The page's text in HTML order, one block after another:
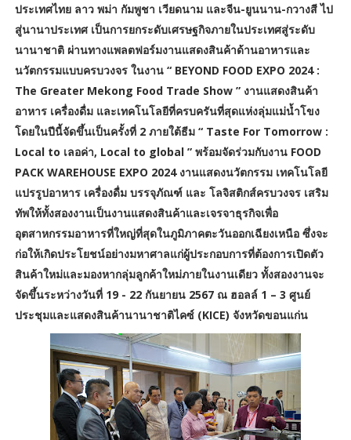
ประเทศไทย ลาว พม่า กัมพูชา เวียดนาม และจีน-ยูนนาน-กวางสี ไป
สู่นานาประเทศ เป็นการยกระดับเศรษฐกิจภายในประเทศสู่ระดับ
นานาชาติ ผ่านทางแพลตฟอร์มงานแสดงสินค้าด้านอาหารและ
นวัตกรรมแบบครบวงจร ในงาน “ BEYOND FOOD EXPO 2024 :
The Greater Mekong Food Trade Show ” งานแสดงสินค้า
อาหาร เครื่องดื่ม และเทคโนโลยีที่ครบครันที่สุดแห่งลุ่มแม่น้ำโขง
โดยในปีนี้จัดขึ้นเป็นครั้งที่ 2 ภายใต้ธีม “ Taste For Tomorrow :
Local to เลอค่า, Local to global ” พร้อมจัดร่วมกับงาน FOOD
PACK WAREHOUSE EXPO 2024 งานแสดงนวัตกรรม เทคโนโลยี
แปรรูปอาหาร เครื่องดื่ม บรรจุภัณฑ์ และ โลจิสติกส์ครบวงจร เสริม
ทัพให้ทั้งสองงานเป็นงานแสดงสินค้าและเจรจาธุรกิจเพื่อ
อุตสาหกรรมอาหารที่ใหญ่ที่สุดในภูมิภาคตะวันออกเฉียงเหนือ ซึ่งจะ
ก่อให้เกิดประโยชน์อย่างมหาศาลแก่ผู้ประกอบการที่ต้องการเปิดตัว
สินค้าใหม่และมองหากลุ่มลูกค้าใหม่ภายในงานเดียว ทั้งสองงานจะ
จัดขึ้นระหว่างวันที่ 19 - 22 กันยายน 2567 ณ ฮอลล์ 1 – 3 ศูนย์
ประชุมและแสดงสินค้านานาชาติไคซ์ (KICE) จังหวัดขอนแก่น